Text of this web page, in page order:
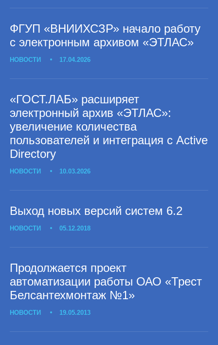
ФГУП «ВНИИХСЗР» начало работу
с электронным архивом «ЭТЛАС»
НОВОСТИ 17.04.2026
«ГОСТ.ЛАБ» расширяет
электронный архив «ЭТЛАС»:
увеличение количества
пользователей и интеграция с Active
Directory
НОВОСТИ 10.03.2026
Выход новых версий систем 6.2
НОВОСТИ 05.12.2018
Продолжается проект
автоматизации работы ОАО «Трест
Белсантехмонтаж №1»
НОВОСТИ 19.05.2013